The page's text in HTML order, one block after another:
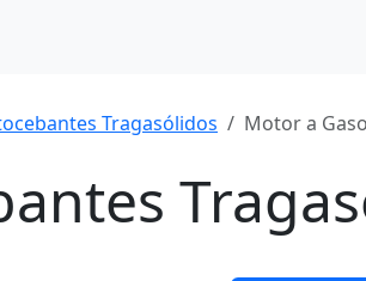
Tragasólidos Motor a